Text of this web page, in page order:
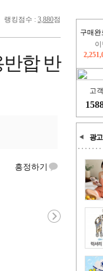
구매완
고
광고
랭킹점수 : 3,880점
합 반
흥정하기